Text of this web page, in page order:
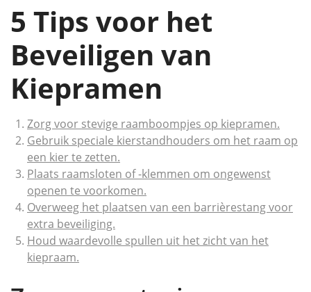
5 Tips voor het
Beveiligen van
Kiepramen
Zorg voor stevige raamboompjes op kiepramen.
Gebruik speciale kierstandhouders om het raam op
een kier te zetten.
Plaats raamsloten of -klemmen om ongewenst
openen te voorkomen.
Overweeg het plaatsen van een barrièrestang voor
extra beveiliging.
Houd waardevolle spullen uit het zicht van het
kiepraam.